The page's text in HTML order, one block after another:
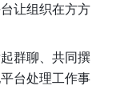
让组织在方方
群聊、共同撰
台处理工作事